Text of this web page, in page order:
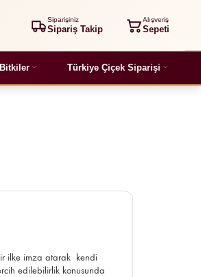
Siparişiniz
Sipariş Takip
Alışveriş
Sepeti
Bitkiler Türkiye Çiçek Siparişi
ilke imza atarak kendi
edilebilirlik konusunda